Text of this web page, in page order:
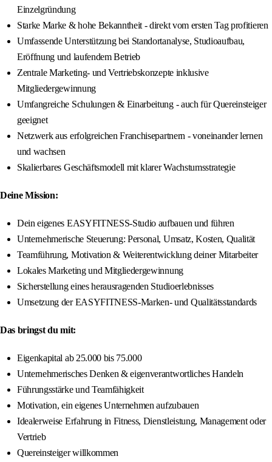
Einzelgründung
Starke Marke & hohe Bekanntheit - direkt vom ersten Tag profitieren
Umfassende Unterstützung bei Standortanalyse, Studioaufbau,
Eröffnung und laufendem Betrieb
Zentrale Marketing- und Vertriebskonzepte inklusive
Mitgliedergewinnung
Umfangreiche Schulungen & Einarbeitung - auch für Quereinsteiger
geeignet
Netzwerk aus erfolgreichen Franchisepartnern - voneinander lernen
und wachsen
Skalierbares Geschäftsmodell mit klarer Wachstumsstrategie
Deine Mission:
Dein eigenes EASYFITNESS-Studio aufbauen und führen
Unternehmerische Steuerung: Personal, Umsatz, Kosten, Qualität
Teamführung, Motivation & Weiterentwicklung deiner Mitarbeiter
Lokales Marketing und Mitgliedergewinnung
Sicherstellung eines herausragenden Studioerlebnisses
Umsetzung der EASYFITNESS-Marken- und Qualitätsstandards
Das bringst du mit:
Eigenkapital ab 25.000 bis 75.000
Unternehmerisches Denken & eigenverantwortliches Handeln
Führungsstärke und Teamfähigkeit
Motivation, ein eigenes Unternehmen aufzubauen
Idealerweise Erfahrung in Fitness, Dienstleistung, Management oder
Vertrieb
Quereinsteiger willkommen